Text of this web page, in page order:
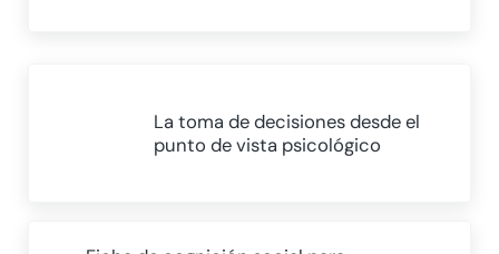
La toma de decisiones desde el
punto de vista psicológico